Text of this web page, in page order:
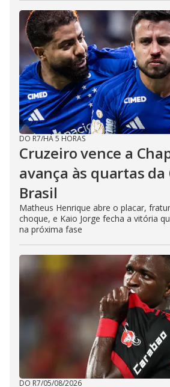
DO R7/HÁ 5 HORAS
Cruzeiro vence a
avança às quartas da
Brasil
Matheus Henrique abre o placar,
choque, e Kaio Jorge fecha a vitória
na próxima fase
DO R7/05/08/2026